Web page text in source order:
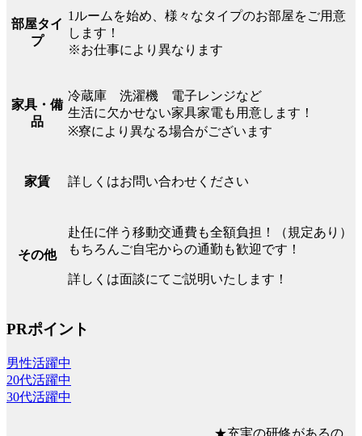
部屋タイ
プ
1ルームを始め、様々なタイプのお部屋をご用意
します！
※お仕事により異なります
家具・備
品
冷蔵庫 洗濯機 電子レンジなど
生活に欠かせない家具家電も用意します！
※寮により異なる場合がございます
家賃 詳しくはお問い合わせください
その他
赴任に伴う移動交通費も全額負担！（規定あり）
もちろんご自宅からの通勤も歓迎です！
詳しくは面談にてご説明いたします！
PRポイント
男性活躍中
20代活躍中
30代活躍中
★充実の研修があるの